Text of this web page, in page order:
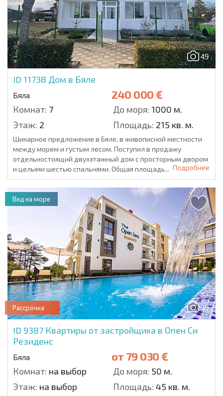
49
ID 11738 Дом в Бяле
Бяла 240 000 €
Комнат: 7 До моря: 1000 м.
Этаж: 2 Площадь: 215 кв. м.
Шикарное предложение в Бяле, в живописной местности
между морем и густым лесом. Поступил в продажу
отдельностоящий двухэтажный дом с просторным двором
и целыми шестью спальнями. Общая площадь... Подробнее
39
Рассрочка
ID 9387 Квартиры от застройщика в Опен Си
Резиденс
Бяла от 79 030 €
Комнат: на выбор До моря: 50 м.
Этаж: на выбор Площадь: 45 кв. м.
Вид на море